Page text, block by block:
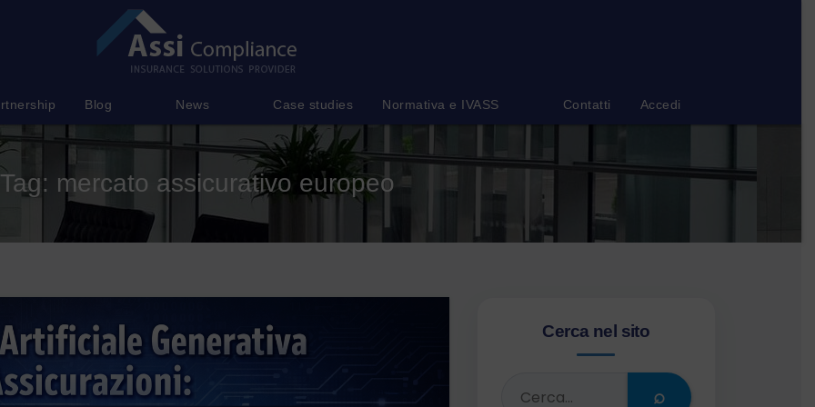
Blog News Case studies Normativa e IVASS Contatti Accedi
Tag: mercato assicurativo europeo
Cerca nel sito
⌕